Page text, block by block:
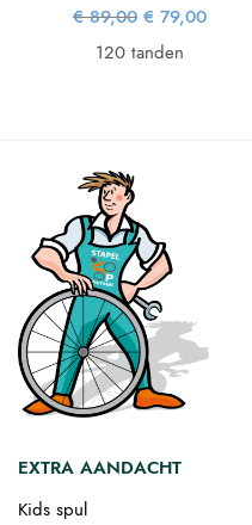
€89,00 Oorspronkelijke
prijs was:
€ 89,00.
€ 79,00
120 tanden
EXTRA AANDACHT
Kids spul